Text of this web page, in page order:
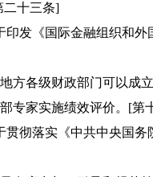
二十三条]
《国际金融组织和外
各级财政部门可以成
专家实施绩效评价。[第
彻落实《中共中央国务